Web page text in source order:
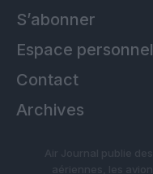
S’abonner
Espace personnel
Contact
Archives